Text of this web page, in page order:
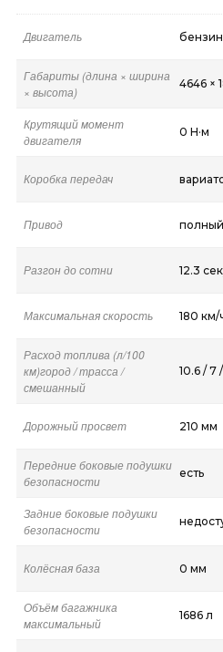
Двигатель
Габариты (длина × ширина
× высота)
4646 ×
Крутящий момент
двигателя
0 Н·м
Коробка передач
Привод полный
Разгон до сотни 12.3
Максимальная скорость 180 км/
Расход топлива (л/100
км)город / трасса /
смешанный
10.6 / 7
Дорожный просвет 210 мм
Передние боковые подушки
безопасности
есть
Задние боковые подушки
безопасности
Колёсная база 0 мм
Объём багажника
максимальный
1686 л